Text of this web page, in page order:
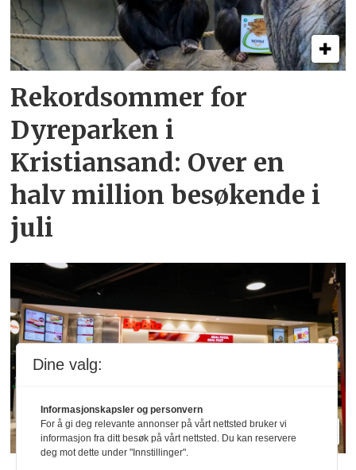
Rekordsommer for
Dyreparken i
Kristiansand: Over en
halv million besøkende i
juli
Dine valg:
Informasjonskapsler og personvern
For å gi deg relevante annonser på vårt nettsted bruker vi
informasjon fra ditt besøk på vårt nettsted. Du kan reservere
deg mot dette under "Innstillinger".